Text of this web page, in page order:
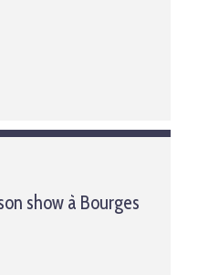
show à Bourges